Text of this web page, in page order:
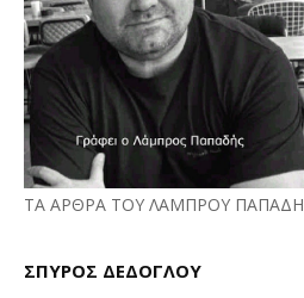
ΤΑ ΑΡΘΡΑ ΤΟΥ ΛΑΜΠΡΟΥ ΠΑΠΑΔΗ
ΣΠΥΡΟΣ ΔΕΔΟΓΛΟΥ